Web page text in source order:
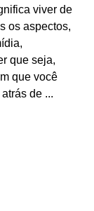
viver de
os aspectos,
que seja,
que você
de ...